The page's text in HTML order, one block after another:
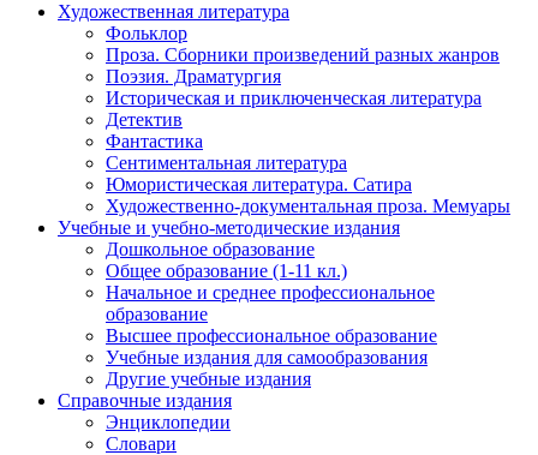
Художественная литература
Фольклор
Проза. Сборники произведений разных жанров
Поэзия. Драматургия
Историческая и приключенческая литература
Детектив
Фантастика
Сентиментальная литература
Юмористическая литература. Сатира
Художественно-документальная проза. Мемуары
Учебные и учебно-методические издания
Дошкольное образование
Общее образование (1-11 кл.)
Начальное и среднее профессиональное
образование
Высшее профессиональное образование
Учебные издания для самообразования
Другие учебные издания
Справочные издания
Энциклопедии
Словари